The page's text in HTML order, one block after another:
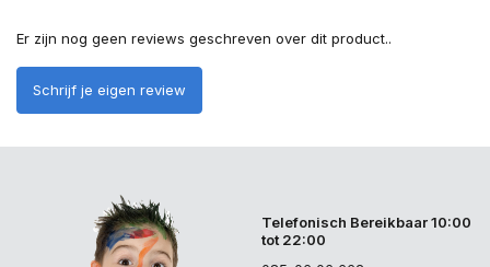
Er zijn nog geen reviews geschreven over dit product..
Schrijf je eigen review
Telefonisch Bereikbaar 10:00
tot 22:00